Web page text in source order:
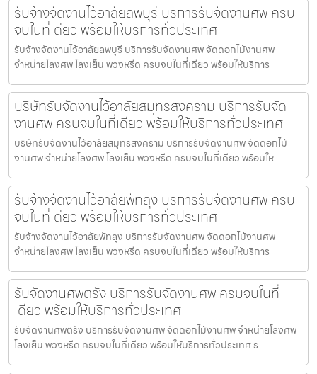
รับจ้างจัดงานไว้อาลัยลพบุรี บริการรับจัดงานศพ ครบ
จบในที่เดียว พร้อมให้บริการทั่วประเทศ
รับจ้างจัดงานไว้อาลัยลพบุรี บริการรับจัดงานศพ จัดดอกไม้งานศพ
จำหน่ายโลงศพ โลงเย็น พวงหรีด ครบจบในที่เดียว พร้อมให้บริการ
บริษัทรับจัดงานไว้อาลัยสมุทรสงคราม บริการรับจัด
งานศพ ครบจบในที่เดียว พร้อมให้บริการทั่วประเทศ
บริษัทรับจัดงานไว้อาลัยสมุทรสงคราม บริการรับจัดงานศพ จัดดอกไม้
งานศพ จำหน่ายโลงศพ โลงเย็น พวงหรีด ครบจบในที่เดียว พร้อมให
รับจ้างจัดงานไว้อาลัยพัทลุง บริการรับจัดงานศพ ครบ
จบในที่เดียว พร้อมให้บริการทั่วประเทศ
รับจ้างจัดงานไว้อาลัยพัทลุง บริการรับจัดงานศพ จัดดอกไม้งานศพ
จำหน่ายโลงศพ โลงเย็น พวงหรีด ครบจบในที่เดียว พร้อมให้บริการ
รับจัดงานศพตรัง บริการรับจัดงานศพ ครบจบในที่
เดียว พร้อมให้บริการทั่วประเทศ
รับจัดงานศพตรัง บริการรับจัดงานศพ จัดดอกไม้งานศพ จำหน่ายโลงศพ
โลงเย็น พวงหรีด ครบจบในที่เดียว พร้อมให้บริการทั่วประเทศ ร